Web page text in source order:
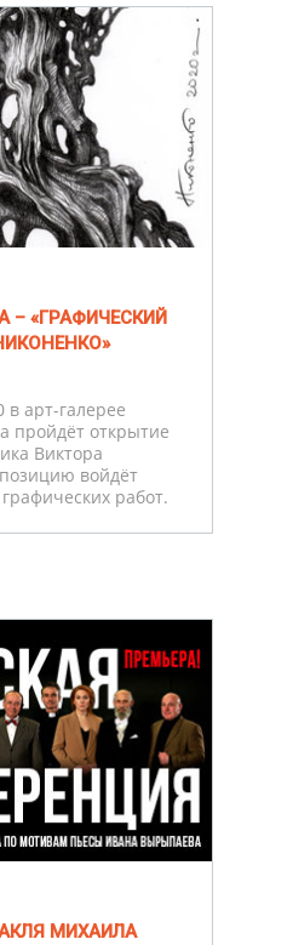
– «ГРАФИЧЕСКИЙ
в арт-галерее
пройдёт открытие
Виктора
войдёт
работ.
МИХАИЛА